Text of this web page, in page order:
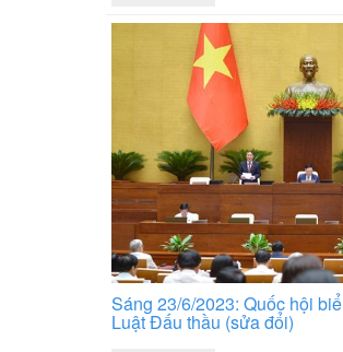
Sáng 23/6/2023: Quốc hội
Luật Đấu thầu (sửa đổi)